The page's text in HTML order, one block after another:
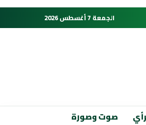
الجمعة 7 أغسطس 2026
صوت وصورة